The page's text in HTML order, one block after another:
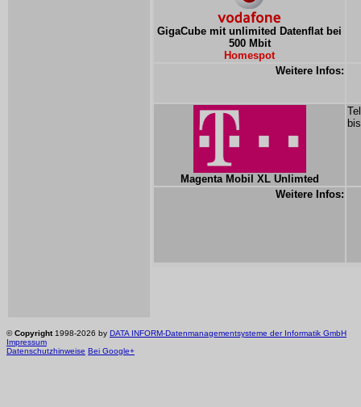
GigaCube mit unlimited Datenflat bei
500 Mbit
Homespot
Weitere Infos:
Magenta Mobil XL Unlimted
Weitere Infos:
©Copyright1998-2026 by DATA INFORM-Datenmanagementsysteme der Informatik GmbH
Impressum
Datenschutzhinweise Bei Google+